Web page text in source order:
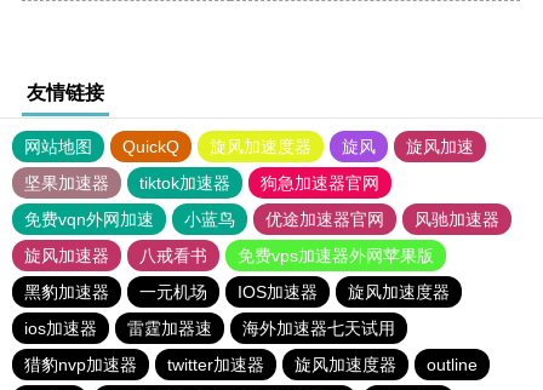
友情链接
网站地图 QuickQ 旋风加速度器 旋风
旋风加速
坚果加速器
tiktok加速器
狗急加速器官网
免费vqn外网加速
小蓝鸟 优途加速器官网
风驰加速器
旋风加速器
八戒看书
免费vps加速器外网苹果版
黑豹加速器
一元机场 IOS加速器
旋风加速度器
ios加速器
雷霆加器速
海外加速器七天试用
猎豹nvp加速器
twitter加速器 旋风加速度器
outline